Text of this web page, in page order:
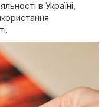
в Україні,